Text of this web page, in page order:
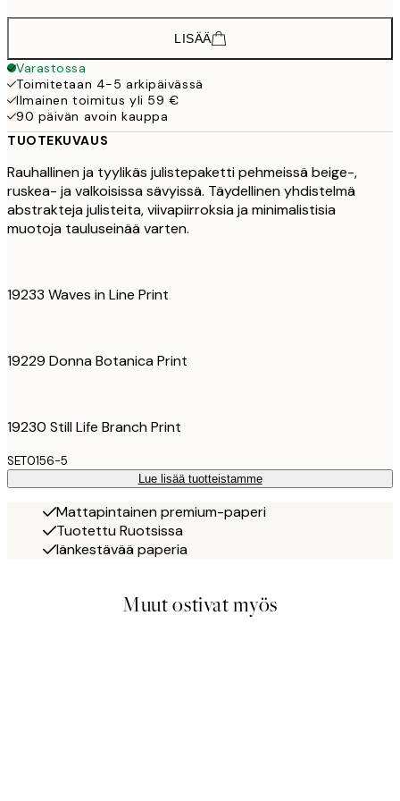
LISÄÄ
Varastossa
Toimitetaan 4-5 arkipäivässä
Ilmainen toimitus yli 59 €
90 päivän avoin kauppa
TUOTEKUVAUS
Rauhallinen ja tyylikäs julistepaketti pehmeissä beige-,
ruskea- ja valkoisissa sävyissä. Täydellinen yhdistelmä
abstrakteja julisteita, viivapiirroksia ja minimalistisia
muotoja tauluseinää varten.
19233 Waves in Line Print
19229 Donna Botanica Print
19230 Still Life Branch Print
SET0156-5
Lue lisää tuotteistamme
Mattapintainen premium-paperi
Tuotettu Ruotsissa
Iänkestävää paperia
Muut ostivat myös